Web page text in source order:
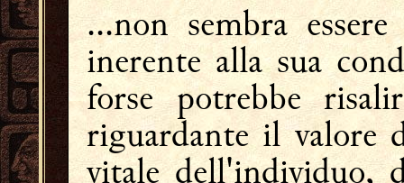
...non sembra
inerente alla sua
forse potrebbe
riguardante il valore
vitale dell'individuo,